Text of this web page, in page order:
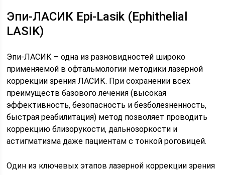
Эпи-ЛАСИК Epi-Lasik (Ephithelial
LASIK)
Эпи-ЛАСИК – одна из разновидностей широко
применяемой в офтальмологии методики лазерной
коррекции зрения ЛАСИК. При сохранении всех
преимуществ базового лечения (высокая
эффективность, безопасность и безболезненность,
быстрая реабилитация) метод позволяет проводить
коррекцию близорукости, дальнозоркости и
астигматизма даже пациентам с тонкой роговицей.
Один из ключевых этапов лазерной коррекции зрения